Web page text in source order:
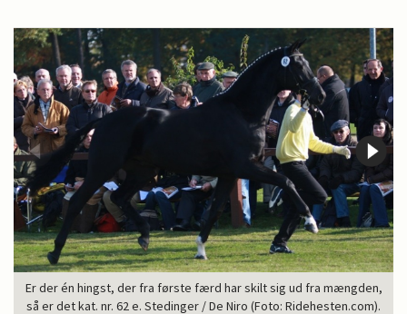
Er der én hingst, der fra første færd har skilt sig ud fra mængden,
så er det kat. nr. 62 e. Stedinger / De Niro (Foto: Ridehesten.com).